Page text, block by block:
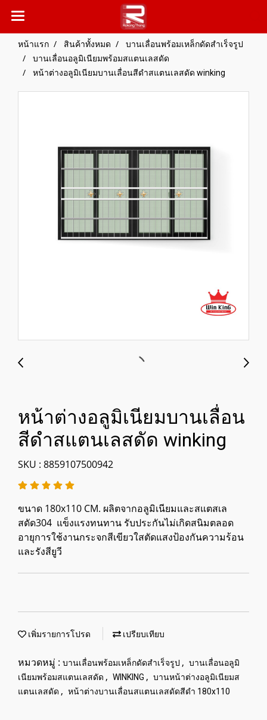
หน้าแรก สินค้าทั้งหมด
บานเลื่อนพร้อมเหล็กดัดสำเร็จรูป
บานเลื่อนอลูมิเนียมพร้อมสแตนเลสดัด
หน้าต่างอลูมิเนียมบานเลื่อนสีดำสแตนเลสดัด winking
หน้าต่างอลูมิเนียมบานเลื่อน
สีดำสแตนเลสดัด winking
SKU : 8859107500942
ขนาด 180x110 CM. ผลิตจากอลูมิเนียมและสแตสเล
สดัด304 แข็งแรงทนทาน รับประกันไม่เกิดสนิมตลอด
อายุการใช้งานกระจกสีเขียวใสตัดแสงป้องกันความร้อน
และรังสียูวี
เพิ่มรายการโปรด เปรียบเทียบ
หมวดหมู่ : บานเลื่อนพร้อมเหล็กดัดสำเร็จรูป , บานเลื่อนอลูมิ
เนียมพร้อมสแตนเลสดัด , WINKING , บานหน้าต่างอลูมิเนียมส
แตนเลสดัด , หน้าต่างบานเลื่อนสแตนเลสดัดสีดำ 180x110